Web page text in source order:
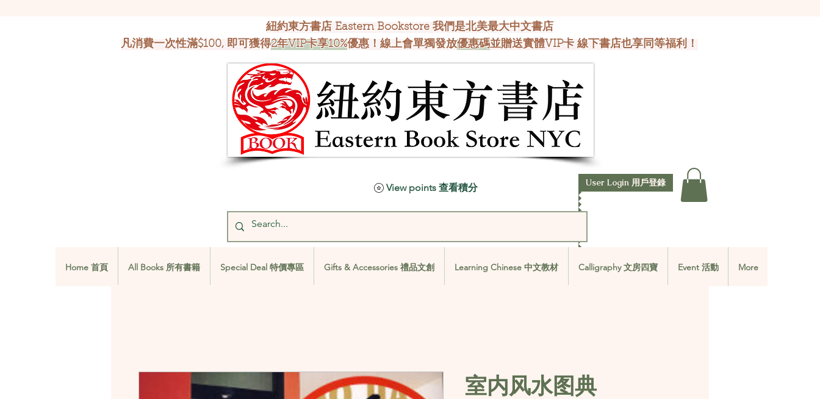
紐約東方書店 Eastern Bookstore 我們是北美最大中文書店
凡消費一次性滿$100, 即可獲得2年VIP卡享10%優惠！線上會單獨發放優惠碼並贈送實體VIP卡 線下書店也享同等福利！
View points 查看積分 User Login 用戶登錄
Home 首頁 All Books 所有書籍 Special Deal 特價專區 Gifts & Accessories 禮品文創 Learning Chinese 中文教材 Calligraphy 文房四寶 Event 活動 More
Home 首頁 All Books 所有書籍 Special Deal 特價專區 Gifts & Accessories 禮品文創 Learning Chinese 中文教材 Calligraphy 文房四寶 Event 活動 More
室内风水图典